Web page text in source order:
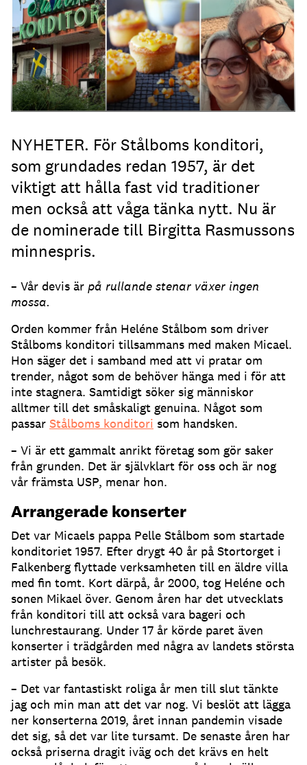
NYHETER. För Stålboms konditori,
som grundades redan 1957, är det
viktigt att hålla fast vid traditioner
men också att våga tänka nytt. Nu är
de nominerade till Birgitta Rasmussons
minnespris.
– Vår devis är på rullande stenar växer ingen
mossa.
Orden kommer från Heléne Stålbom som driver
Stålboms konditori tillsammans med maken Micael.
Hon säger det i samband med att vi pratar om
trender, något som de behöver hänga med i för att
inte stagnera. Samtidigt söker sig människor
alltmer till det småskaligt genuina. Något som
passar Stålboms konditori som handsken.
– Vi är ett gammalt anrikt företag som gör saker
från grunden. Det är självklart för oss och är nog
vår främsta USP, menar hon.
Arrangerade konserter
Det var Micaels pappa Pelle Stålbom som startade
konditoriet 1957. Efter drygt 40 år på Stortorget i
Falkenberg flyttade verksamheten till en äldre villa
med fin tomt. Kort därpå, år 2000, tog Heléne och
sonen Mikael över. Genom åren har det utvecklats
från konditori till att också vara bageri och
lunchrestaurang. Under 17 år körde paret även
konserter i trädgården med några av landets största
artister på besök.
– Det var fantastiskt roliga år men till slut tänkte
jag och min man att det var nog. Vi beslöt att lägga
ner konserterna 2019, året innan pandemin visade
det sig, så det var lite tursamt. De senaste åren har
också priserna dragit iväg och det krävs en helt